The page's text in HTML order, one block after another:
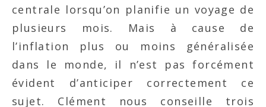
centrale lorsqu’on planifie un voyage de
plusieurs mois. Mais à cause de
l’inflation plus ou moins généralisée
dans le monde, il n’est pas forcément
évident d’anticiper correctement ce
sujet. Clément nous conseille trois